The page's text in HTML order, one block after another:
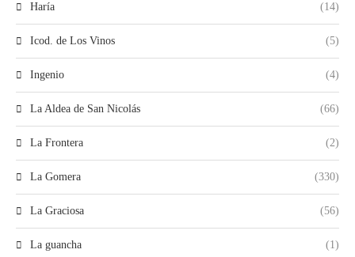
Haría (14)
Icod. de Los Vinos (5)
Ingenio (4)
La Aldea de San Nicolás (66)
La Frontera (2)
La Gomera (330)
La Graciosa (56)
La guancha (1)